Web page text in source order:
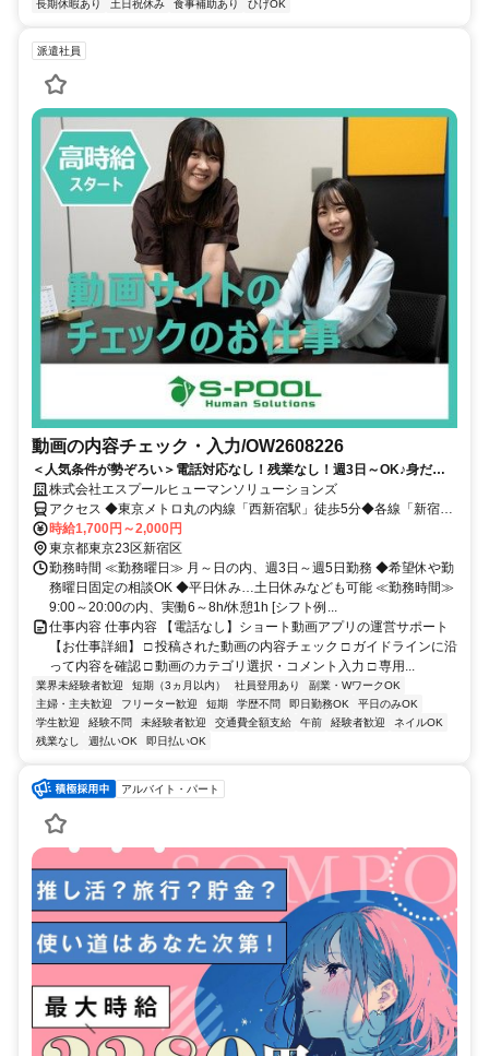
長期休暇あり
土日祝休み 食事補助あり ひげOK
派遣社員
動画の内容チェック・入力/OW2608226
＜人気条件が勢ぞろい＞電話対応なし！残業なし！週3日～OK♪身だし
なみ(ネイル・ひげ・染髪・服装)自由◎お試し短期スタートも歓迎！
株式会社エスプールヒューマンソリューションズ
アクセス ◆東京メトロ丸の内線「西新宿駅」徒歩5分◆各線「新宿
駅」徒歩10分
時給1,700円～2,000円
東京都東京23区新宿区
勤務時間 ≪勤務曜日≫ 月～日の内、週3日～週5日勤務 ◆希望休や勤
務曜日固定の相談OK ◆平日休み…土日休みなども可能 ≪勤務時間≫
9:00～20:00の内、実働6～8h/休憩1h [シフト例...
仕事内容 仕事内容 【電話なし】ショート動画アプリの運営サポート
【お仕事詳細】 □ 投稿された動画の内容チェック □ ガイドラインに沿
って内容を確認 □ 動画のカテゴリ選択・コメント入力 □ 専用...
業界未経験者歓迎 短期（3ヵ月以内） 社員登用あり
副業・WワークOK
主婦・主夫歓迎
フリーター歓迎 短期 学歴不問 即日勤務OK
平日のみOK
学生歓迎
経験不問 未経験者歓迎 交通費全額支給 午前 経験者歓迎
ネイルOK
残業なし
週払いOK 即日払いOK
アルバイト・パート